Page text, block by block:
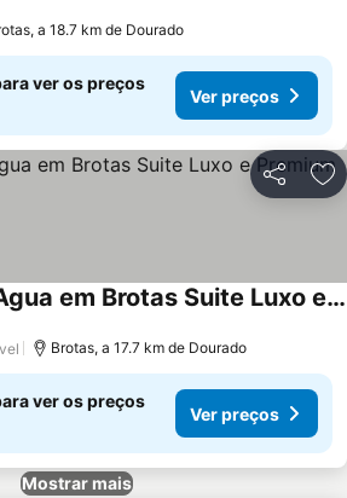
a 18.7 km de Dourado
ver os preços
Ver preços
Partilhar
Pousada Bika D'Agua em Brotas Suite Luxo e Premium
Brotas, a 17.7 km de Dourado
ver os preços
Ver preços
Mostrar mais